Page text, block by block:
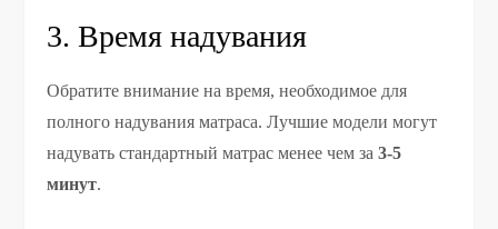
3. Время надувания
Обратите внимание на время, необходимое для
полного надувания матраса. Лучшие модели могут
надувать стандартный матрас менее чем за3-5
минут.